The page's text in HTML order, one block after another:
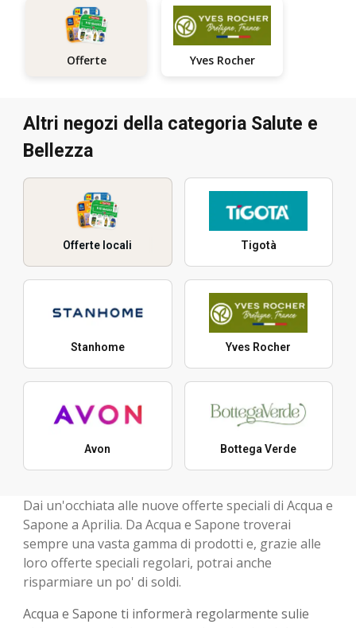
Offerte Yves Rocher
Altri negozi della categoria Salute e
Bellezza
Offerte locali Tigotà
Stanhome Yves Rocher
Avon Bottega Verde
Dai un'occhiata alle nuove offerte speciali di Acqua e
Sapone a Aprilia. Da Acqua e Sapone troverai
sempre una vasta gamma di prodotti e, grazie alle
loro offerte speciali regolari, potrai anche
risparmiare un po' di soldi.
Acqua e Sapone ti informerà regolarmente sulie